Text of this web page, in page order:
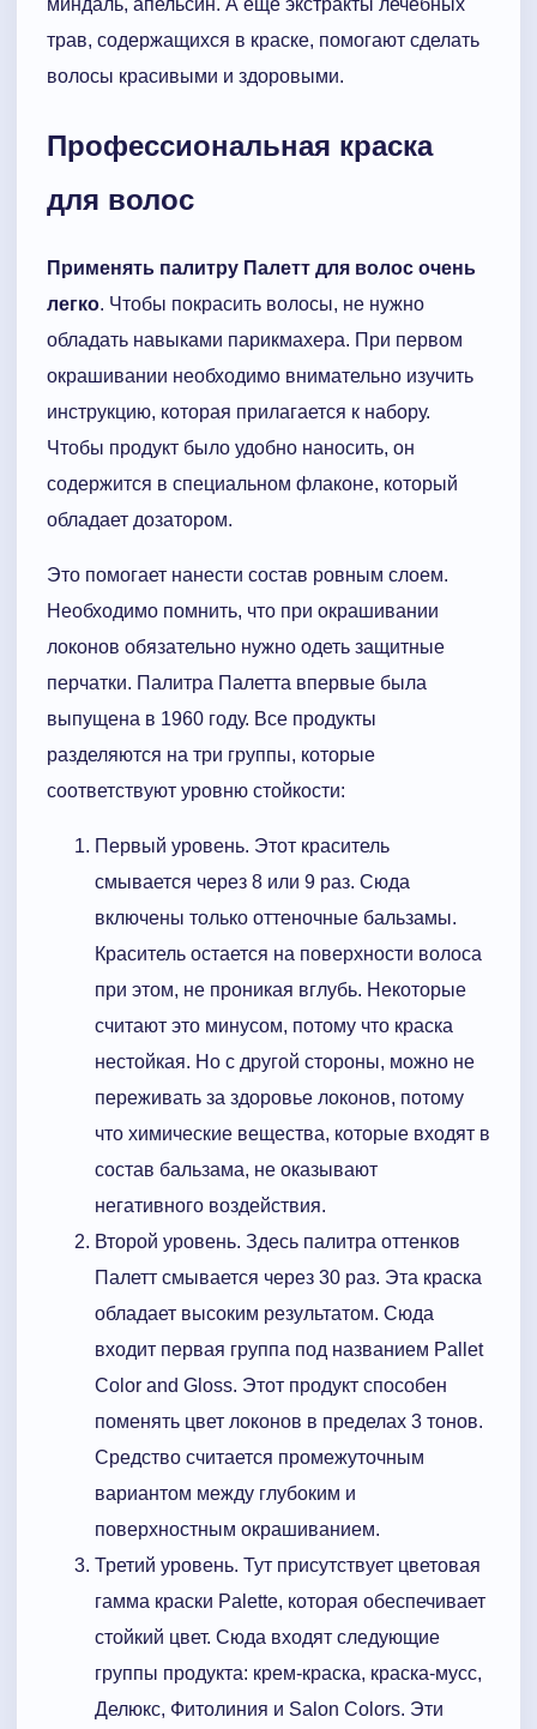
трав, содержащихся в краске, помогают сделать
волосы красивыми и здоровыми.
Профессиональная краска
для волос
Применять палитру Палетт для волос очень
легко. Чтобы покрасить волосы, не нужно
обладать навыками парикмахера. При первом
окрашивании необходимо внимательно изучить
инструкцию, которая прилагается к набору.
Чтобы продукт было удобно наносить, он
содержится в специальном флаконе, который
обладает дозатором.
Это помогает нанести состав ровным слоем.
Необходимо помнить, что при окрашивании
локонов обязательно нужно одеть защитные
перчатки. Палитра Палетта впервые была
выпущена в 1960 году. Все продукты
разделяются на три группы, которые
соответствуют уровню стойкости:
Первый уровень. Этот краситель
смывается через 8 или 9 раз. Сюда
включены только оттеночные бальзамы.
Краситель остается на поверхности волоса
при этом, не проникая вглубь. Некоторые
считают это минусом, потому что краска
нестойкая. Но с другой стороны, можно не
переживать за здоровье локонов, потому
что химические вещества, которые входят в
состав бальзама, не оказывают
негативного воздействия.
Второй уровень. Здесь палитра оттенков
Палетт смывается через 30 раз. Эта краска
обладает высоким результатом. Сюда
входит первая группа под названием Pallet
Color and Gloss. Этот продукт способен
поменять цвет локонов в пределах 3 тонов.
Средство считается промежуточным
вариантом между глубоким и
поверхностным окрашиванием.
Третий уровень. Тут присутствует цветовая
гамма краски Palette, которая обеспечивает
стойкий цвет. Сюда входят следующие
группы продукта: крем-краска, краска-мусс,
Делюкс, Фитолиния и Salon Colors. Эти